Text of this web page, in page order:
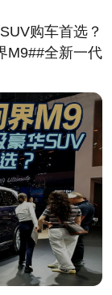
购车首选？
M9##全新一代